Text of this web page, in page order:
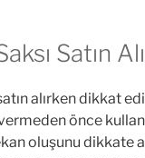
Satın
alırken dikkat
önce
oluşunu dikkate